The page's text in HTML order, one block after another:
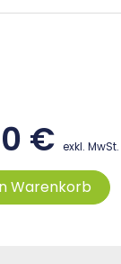
€ exkl. MwSt.
Warenkorb